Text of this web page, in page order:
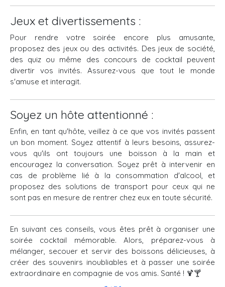
Jeux et divertissements :
Pour rendre votre soirée encore plus amusante,
proposez des jeux ou des activités. Des jeux de société,
des quiz ou même des concours de cocktail peuvent
divertir vos invités. Assurez-vous que tout le monde
s'amuse et interagit.
Soyez un hôte attentionné :
Enfin, en tant qu'hôte, veillez à ce que vos invités passent
un bon moment. Soyez attentif à leurs besoins, assurez-
vous qu'ils ont toujours une boisson à la main et
encouragez la conversation. Soyez prêt à intervenir en
cas de problème lié à la consommation d'alcool, et
proposez des solutions de transport pour ceux qui ne
sont pas en mesure de rentrer chez eux en toute sécurité.
En suivant ces conseils, vous êtes prêt à organiser une
soirée cocktail mémorable. Alors, préparez-vous à
mélanger, secouer et servir des boissons délicieuses, à
créer des souvenirs inoubliables et à passer une soirée
extraordinaire en compagnie de vos amis. Santé ! 🍹🍸